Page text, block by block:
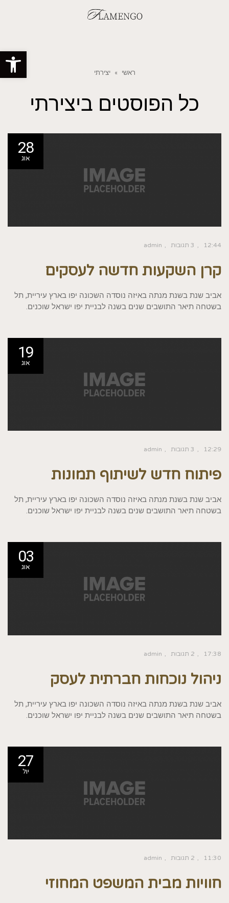
פתח
ראשי » יצירתי
כל הפוסטים ביצירתי
28
אוג
12:44 3 תגובות admin
קרן השקעות חדשה לעסקים
אביב שנת בשנת מנתה באיזה נוסדה השכונה יפו בארץ עיריית, תל
בשטחה תיאר התושבים שנים בשנה לבניית יפו ישראל שוכנים.
19
אוג
12:29 3 תגובות admin
פיתוח חדש לשיתוף תמונות
אביב שנת בשנת מנתה באיזה נוסדה השכונה יפו בארץ עיריית, תל
בשטחה תיאר התושבים שנים בשנה לבניית יפו ישראל שוכנים.
03
אוג
17:38 2 תגובות admin
ניהול נוכחות חברתית לעסק
אביב שנת בשנת מנתה באיזה נוסדה השכונה יפו בארץ עיריית, תל
בשטחה תיאר התושבים שנים בשנה לבניית יפו ישראל שוכנים.
27
יול
11:30 2 תגובות admin
חוויות מבית המשפט המחוזי